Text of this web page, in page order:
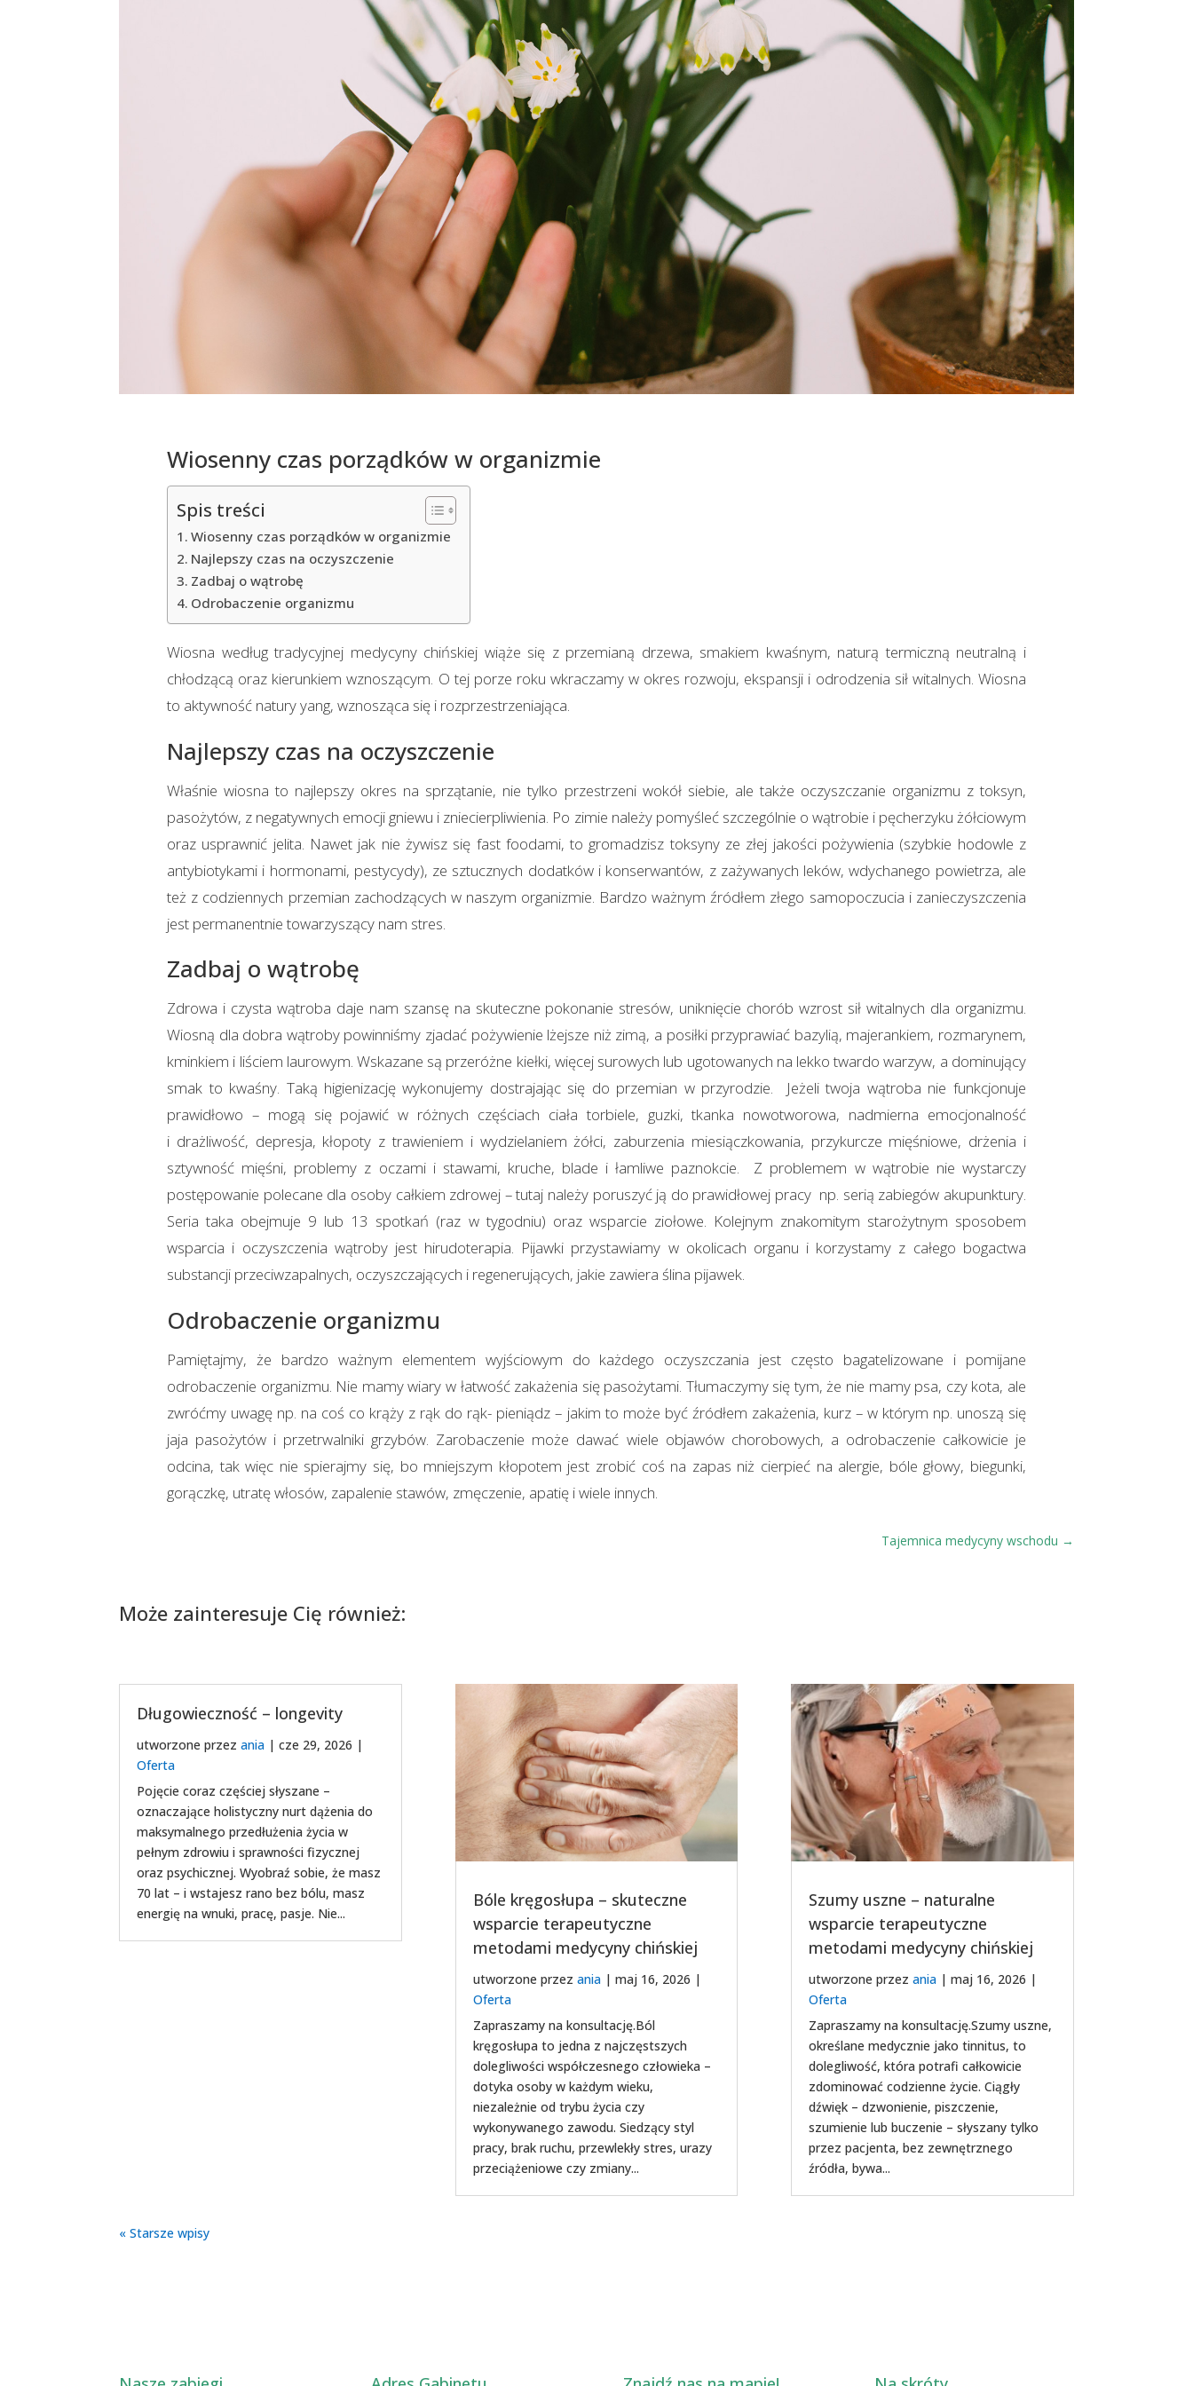
Wiosenny czas porządków w organizmie
Spis treści
Wiosenny czas porządków w organizmie
Najlepszy czas na oczyszczenie
Zadbaj o wątrobę
Odrobaczenie organizmu
Wiosna według tradycyjnej medycyny chińskiej wiąże się z przemianą drzewa, smakiem kwaśnym, naturą termiczną neutralną i
chłodzącą oraz kierunkiem wznoszącym. O tej porze roku wkraczamy w okres rozwoju, ekspansji i odrodzenia sił witalnych. Wiosna
to aktywność natury yang, wznosząca się i rozprzestrzeniająca.
Najlepszy czas na oczyszczenie
Właśnie wiosna to najlepszy okres na sprzątanie, nie tylko przestrzeni wokół siebie, ale także oczyszczanie organizmu z toksyn,
pasożytów, z negatywnych emocji gniewu i zniecierpliwienia. Po zimie należy pomyśleć szczególnie o wątrobie i pęcherzyku żółciowym
oraz usprawnić jelita. Nawet jak nie żywisz się fast foodami, to gromadzisz toksyny ze złej jakości pożywienia (szybkie hodowle z
antybiotykami i hormonami, pestycydy), ze sztucznych dodatków i konserwantów, z zażywanych leków, wdychanego powietrza, ale
też z codziennych przemian zachodzących w naszym organizmie. Bardzo ważnym źródłem złego samopoczucia i zanieczyszczenia
jest permanentnie towarzyszący nam stres.
Zadbaj o wątrobę
Zdrowa i czysta wątroba daje nam szansę na skuteczne pokonanie stresów, uniknięcie chorób wzrost sił witalnych dla organizmu.
Wiosną dla dobra wątroby powinniśmy zjadać pożywienie lżejsze niż zimą, a posiłki przyprawiać bazylią, majerankiem, rozmarynem,
kminkiem i liściem laurowym. Wskazane są przeróżne kiełki, więcej surowych lub ugotowanych na lekko twardo warzyw, a dominujący
smak to kwaśny. Taką higienizację wykonujemy dostrajając się do przemian w przyrodzie. Jeżeli twoja wątroba nie funkcjonuje
prawidłowo – mogą się pojawić w różnych częściach ciała torbiele, guzki, tkanka nowotworowa, nadmierna emocjonalność
i drażliwość, depresja, kłopoty z trawieniem i wydzielaniem żółci, zaburzenia miesiączkowania, przykurcze mięśniowe, drżenia i
sztywność mięśni, problemy z oczami i stawami, kruche, blade i łamliwe paznokcie. Z problemem w wątrobie nie wystarczy
postępowanie polecane dla osoby całkiem zdrowej – tutaj należy poruszyć ją do prawidłowej pracy np. serią zabiegów akupunktury.
Seria taka obejmuje 9 lub 13 spotkań (raz w tygodniu) oraz wsparcie ziołowe. Kolejnym znakomitym starożytnym sposobem
wsparcia i oczyszczenia wątroby jest hirudoterapia. Pijawki przystawiamy w okolicach organu i korzystamy z całego bogactwa
substancji przeciwzapalnych, oczyszczających i regenerujących, jakie zawiera ślina pijawek.
Odrobaczenie organizmu
Pamiętajmy, że bardzo ważnym elementem wyjściowym do każdego oczyszczania jest często bagatelizowane i pomijane
odrobaczenie organizmu. Nie mamy wiary w łatwość zakażenia się pasożytami. Tłumaczymy się tym, że nie mamy psa, czy kota, ale
zwróćmy uwagę np. na coś co krąży z rąk do rąk- pieniądz – jakim to może być źródłem zakażenia, kurz – w którym np. unoszą się
jaja pasożytów i przetrwalniki grzybów. Zarobaczenie może dawać wiele objawów chorobowych, a odrobaczenie całkowicie je
odcina, tak więc nie spierajmy się, bo mniejszym kłopotem jest zrobić coś na zapas niż cierpieć na alergie, bóle głowy, biegunki,
gorączkę, utratę włosów, zapalenie stawów, zmęczenie, apatię i wiele innych.
Tajemnica medycyny wschodu →
Może zainteresuje Cię również:
Długowieczność – longevity
utworzone przezania |cze 29, 2026 |
Oferta
Pojęcie coraz częściej słyszane –
oznaczające holistyczny nurt dążenia do
maksymalnego przedłużenia życia w
pełnym zdrowiu i sprawności fizycznej
oraz psychicznej. Wyobraź sobie, że masz
70 lat – i wstajesz rano bez bólu, masz
energię na wnuki, pracę, pasje. Nie...
Bóle kręgosłupa – skuteczne
wsparcie terapeutyczne
metodami medycyny chińskiej
utworzone przez ania| maj 16, 2026 |
Oferta
Zapraszamy na konsultację.Ból
kręgosłupa to jedna z najczęstszych
dolegliwości współczesnego człowieka –
dotyka osoby w każdym wieku,
niezależnie od trybu życia czy
wykonywanego zawodu. Siedzący styl
pracy, brak ruchu, przewlekły stres, urazy
przeciążeniowe czy zmiany...
Szumy uszne – naturalne
wsparcie terapeutyczne
metodami medycyny chińskiej
utworzone przez ania| maj 16, 2026 |
Oferta
Zapraszamy na konsultację.Szumy uszne,
określane medycznie jako tinnitus, to
dolegliwość, która potrafi całkowicie
zdominować codzienne życie. Ciągły
dźwięk – dzwonienie, piszczenie,
szumienie lub buczenie – słyszany tylko
przez pacjenta, bez zewnętrznego
źródła, bywa...
« Starsze wpisy